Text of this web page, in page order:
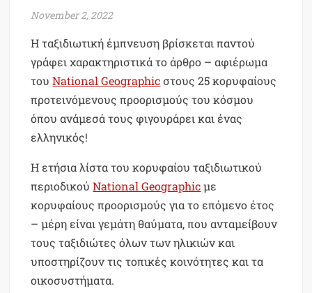
November 2, 2022
Η ταξιδιωτική έμπνευση βρίσκεται παντού
γράφει χαρακτηριστικά το άρθρο – αφιέρωμα
τουNational Geographicστους 25 κορυφαίους
προτεινόμενους προορισμούς του κόσμου
όπου ανάμεσά τους φιγουράρει και ένας
ελληνικός!
Η ετήσια λίστα του κορυφαίου ταξιδιωτικού
περιοδικούNational Geographicμε
κορυφαίους προορισμούς για το επόμενο έτος
– μέρη είναι γεμάτη θαύματα, που ανταμείβουν
τους ταξιδιώτες όλων των ηλικιών και
υποστηρίζουν τις τοπικές κοινότητες και τα
οικοσυστήματα.